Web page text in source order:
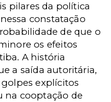
pilares da política
constatação
de que o
os efeitos
A história
a saída autoritária,
explícitos
na cooptação de